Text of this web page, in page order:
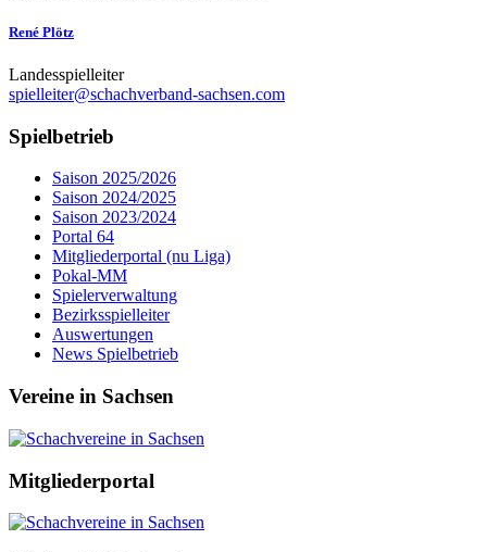
René Plötz
Landesspielleiter
spielleiter@schachverband-sachsen.com
Spielbetrieb
Saison 2025/2026
Saison 2024/2025
Saison 2023/2024
Portal 64
Mitgliederportal (nu Liga)
Pokal-MM
Spielerverwaltung
Bezirksspielleiter
Auswertungen
News Spielbetrieb
Vereine in Sachsen
Mitgliederportal